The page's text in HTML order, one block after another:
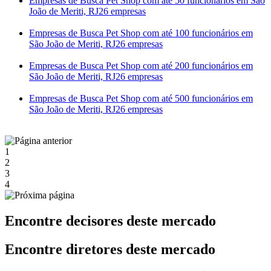
João de Meriti, RJ26 empresas
Empresas de Busca Pet Shop com até 100 funcionários em
São João de Meriti, RJ26 empresas
Empresas de Busca Pet Shop com até 200 funcionários em
São João de Meriti, RJ26 empresas
Empresas de Busca Pet Shop com até 500 funcionários em
São João de Meriti, RJ26 empresas
1
2
3
4
Encontre decisores deste mercado
Encontre diretores deste mercado